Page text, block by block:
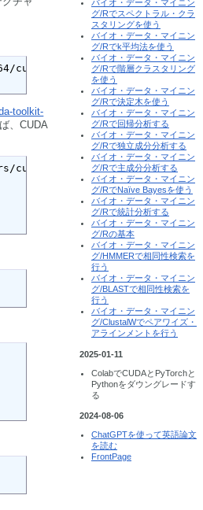
cuda-ubuntu2204.pin
toolkit-
、CUDA
repo-ubuntu2004-11-0-
バイオ・データ・マイニン
グ/Rでスペクトラル・クラ
スタリングを使う
バイオ・データ・マイニン
グ/Rでk平均法を使う
バイオ・データ・マイニン
グ/Rで階層クラスタリング
を使う
バイオ・データ・マイニン
グ/Rで決定木を使う
バイオ・データ・マイニン
グ/Rで回帰分析する
バイオ・データ・マイニン
グ/Rで独立成分分析する
バイオ・データ・マイニン
グ/Rで主成分分析する
バイオ・データ・マイニン
グ/RでNaïve Bayesを使う
バイオ・データ・マイニン
グ/Rで統計分析する
バイオ・データ・マイニン
グ/Rの基本
バイオ・データ・マイニン
グ/HMMERで相同性検索を
行う
バイオ・データ・マイニン
グ/BLASTで相同性検索を
行う
バイオ・データ・マイニン
グ/ClustalWでペアワイズ・
アラインメントを行う
2025-01-11
ColabでCUDAとPyTorchと
Pythonをダウングレードす
る
2024-08-06
ChatGPTを使って英語論文
を読む
FrontPage